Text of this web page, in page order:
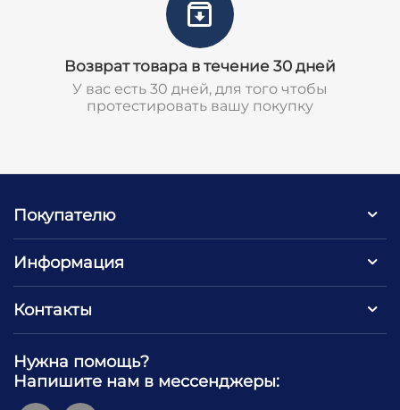
Возврат товара в течение 30 дней
У вас есть 30 дней, для того чтобы
протестировать вашу покупку
Покупателю
Информация
Контакты
Нужна помощь?
Напишите нам в мессенджеры: